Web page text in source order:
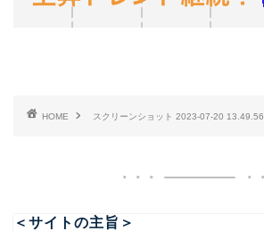
HOME スクリーンショット 2023-07-20 13.49.56
＜サイトの主旨＞